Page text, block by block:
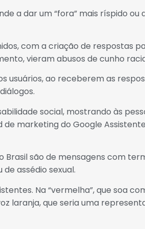
a dar um “fora” mais ríspido
com a criação de respostas
vieram abusos de cunho
usuários, ao receberem as
social, mostrando às
marketing do Google
são de mensagens com
assédio sexual.
Na “vermelha”, que soa
laranja, que seria uma